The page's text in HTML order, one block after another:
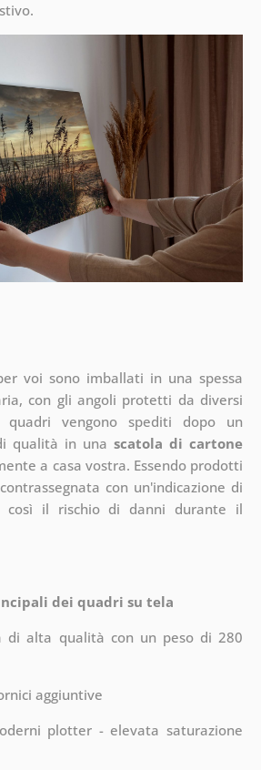
voi sono imballati in una spessa
con gli angoli protetti da diversi
quadri vengono spediti dopo un
qualità in unascatola di cartone
a casa vostra. Essendo prodotti
con un'indicazione di
così il rischio di danni durante il
dei quadri su tela
di alta qualità con un peso di 280
aggiuntive
plotter - elevata saturazione